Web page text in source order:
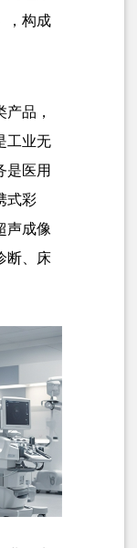
，构成
品，
工业无
是医用
式彩
声成像
断、床